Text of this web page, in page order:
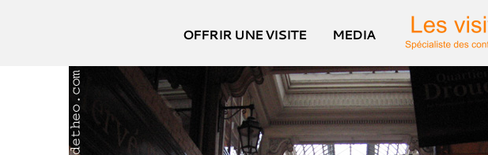
OFFRIR UNE VISITE MEDIA